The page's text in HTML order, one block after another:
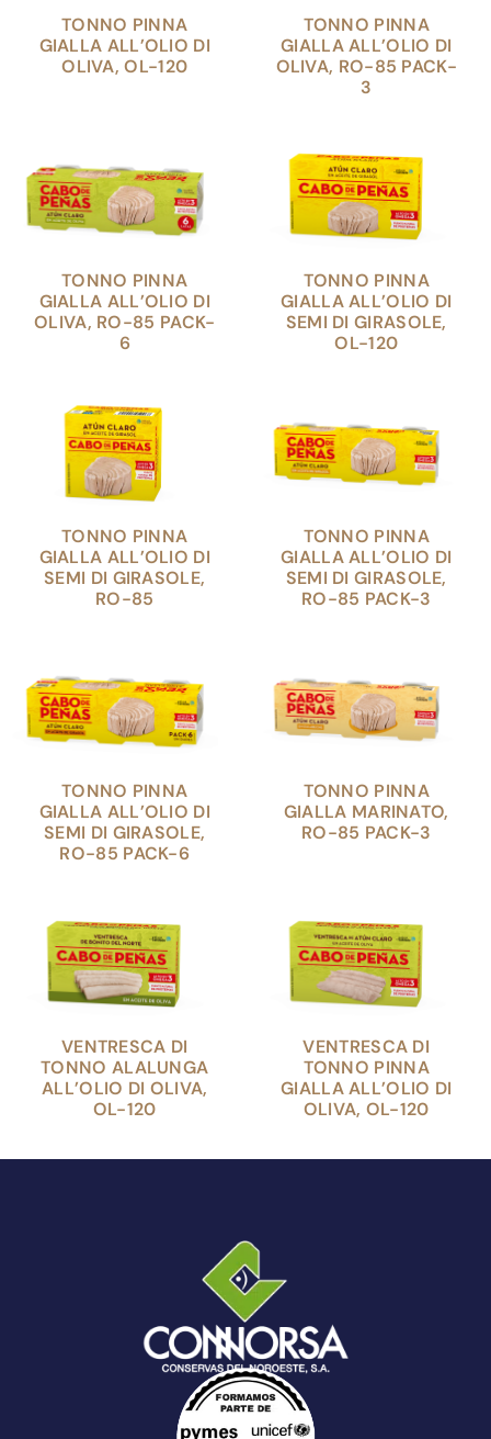
TONNO PINNA
GIALLA ALL’OLIO DI
OLIVA, OL-120
TONNO PINNA
GIALLA ALL’OLIO DI
OLIVA, RO-85 PACK-
3
TONNO PINNA
GIALLA ALL’OLIO DI
OLIVA, RO-85 PACK-
6
TONNO PINNA
GIALLA ALL’OLIO DI
SEMI DI GIRASOLE,
OL-120
TONNO PINNA
GIALLA ALL’OLIO DI
SEMI DI GIRASOLE,
RO-85
TONNO PINNA
GIALLA ALL’OLIO DI
SEMI DI GIRASOLE,
RO-85 PACK-3
TONNO PINNA
GIALLA ALL’OLIO DI
SEMI DI GIRASOLE,
RO-85 PACK-6
TONNO PINNA
GIALLA MARINATO,
RO-85 PACK-3
VENTRESCA DI
TONNO ALALUNGA
ALL’OLIO DI OLIVA,
OL-120
VENTRESCA DI
TONNO PINNA
GIALLA ALL’OLIO DI
OLIVA, OL-120